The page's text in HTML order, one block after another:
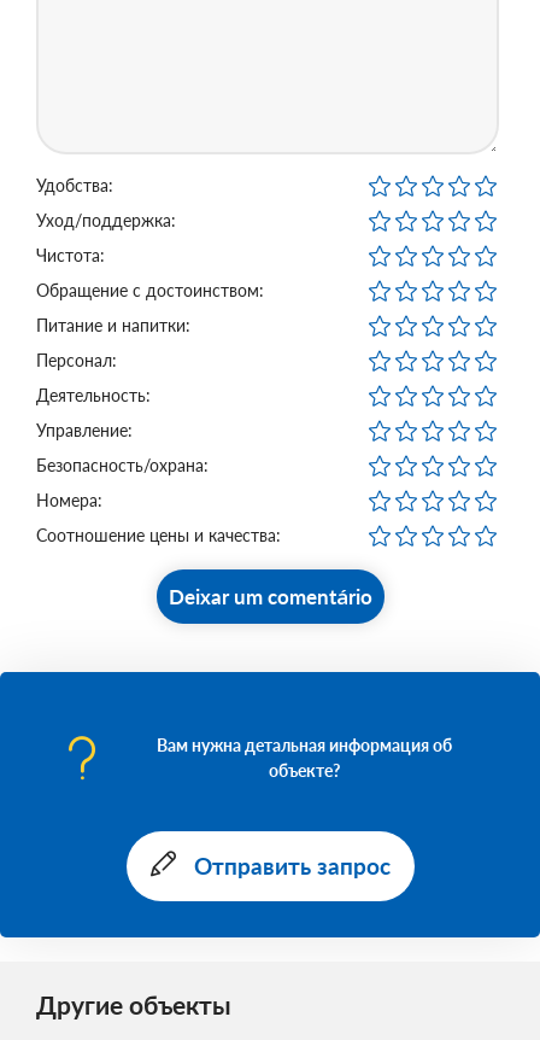
Удобства:
Уход/поддержка:
Чистота:
Обращение с достоинством:
Питание и напитки:
Персонал:
Деятельность:
Управление:
Безопасность/охрана:
Номера:
Соотношение цены и качества:
Deixar um comentário
Вам нужна детальная информация об
объекте?
Отправить запрос
Другие объекты